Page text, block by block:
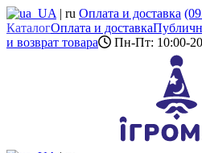
UA | ru Оплата и доставка
КаталогОплата и доставка
и возврат товара
Пн-Пт: 10:00-